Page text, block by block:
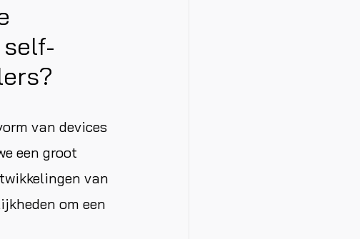
van devices
een groot
van
om een